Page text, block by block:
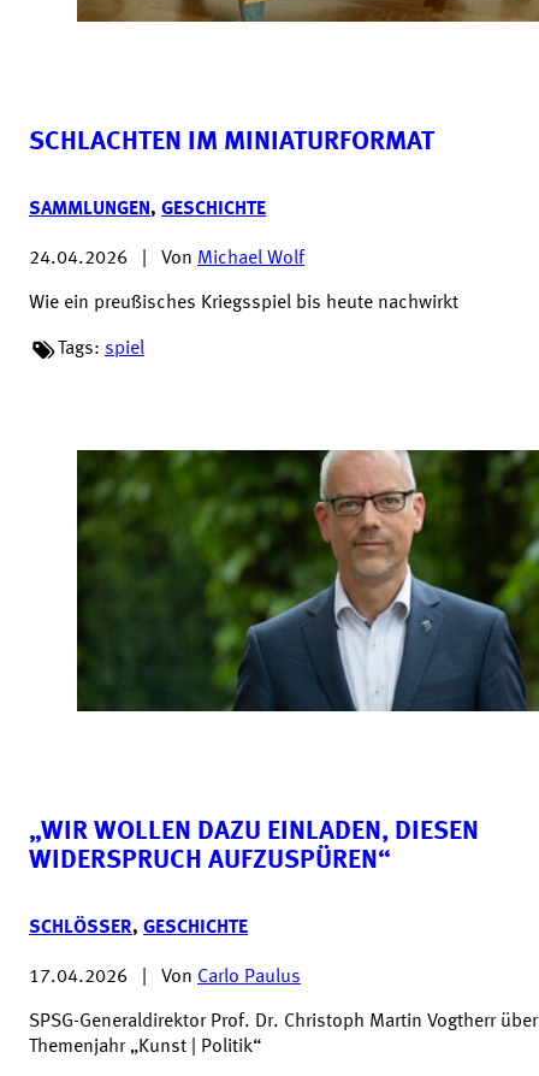
SCHLACHTEN IM MINIATURFORMAT
SAMMLUNGEN, GESCHICHTE
24.04.2026 Von Michael Wolf
Wie ein preußisches Kriegsspiel bis heute nachwirkt
Tags: spiel
„WIR WOLLEN DAZU EINLADEN, DIESEN
WIDERSPRUCH AUFZUSPÜREN“
SCHLÖSSER, GESCHICHTE
17.04.2026 Von Carlo Paulus
SPSG-Generaldirektor Prof. Dr. Christoph Martin Vogtherr
Themenjahr „Kunst | Politik“